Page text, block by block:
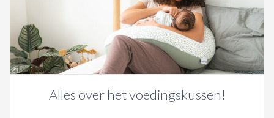
Alles over het voedingskussen!